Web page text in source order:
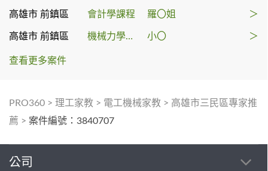
高雄市 前鎮區 會計學課程 羅〇姐 ＞
高雄市 前鎮區 機械力學家教 小〇 ＞
查看更多案件
PRO360 > 理工家教 > 電工機械家教 > 高雄市三民區專家推
薦 > 案件編號：3840707
公司